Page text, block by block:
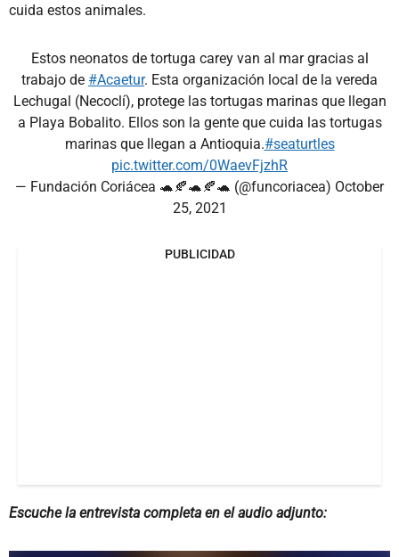
cuida estos animales.
Estos neonatos de tortuga carey van al mar gracias al
trabajo de #Acaetur. Esta organización local de la vereda
Lechugal (Necoclí), protege las tortugas marinas que llegan
a Playa Bobalito. Ellos son la gente que cuida las tortugas
marinas que llegan a Antioquia.#seaturtles
pic.twitter.com/0WaevFjzhR
— Fundación Coriácea 🐢🍂🐢🍂🐢 (@funcoriacea) October
25, 2021
PUBLICIDAD
Escuche la entrevista completa en el audio adjunto: